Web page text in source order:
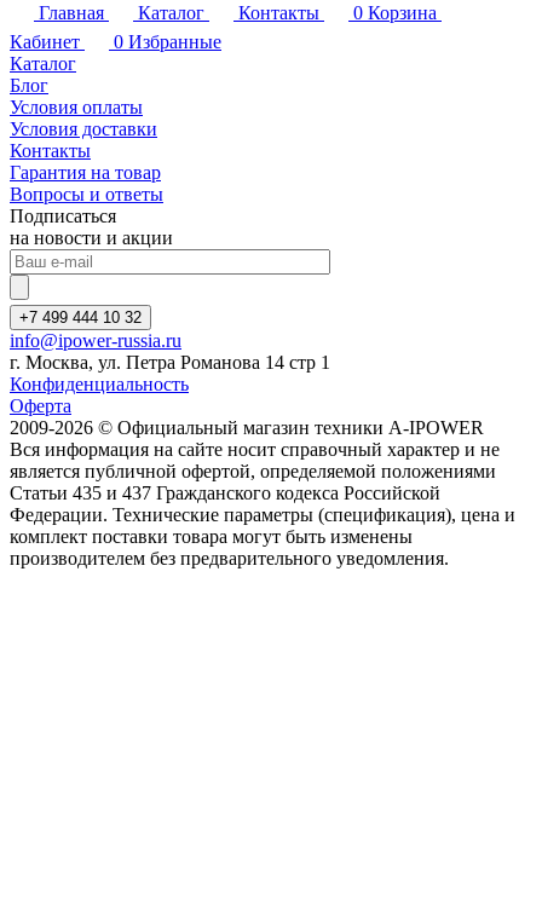
Главная
Каталог Контакты 0 Корзина
Кабинет
0 Избранные
Каталог
Блог
Условия оплаты
Условия доставки
Контакты
Гарантия на товар
Вопросы и ответы
Подписаться
на новости и акции
+7 499 444 10 32
info@ipower-russia.ru
г. Москва, ул. Петра Романова 14 стр 1
Конфиденциальность
Оферта
2009-2026 © Официальный магазин техники A-IPOWER
Вся информация на сайте носит справочный характер и не
является публичной офертой, определяемой положениями
Статьи 435 и 437 Гражданского кодекса Российской
Федерации. Технические параметры (спецификация), цена и
комплект поставки товара могут быть изменены
производителем без предварительного уведомления.